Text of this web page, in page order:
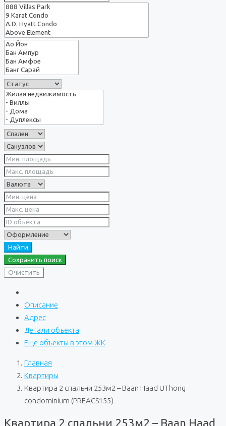
Найти
Сохранить поиск
Очистить
Описание
Адрес
Детали объекта
Еще объекты в этом ЖК
Главная
Квартиры
Квартира 2 спальни 253м2 – Baan Haad UThong
condominium (PREACS155)
Квартира 2 спальни 253м2 – Baan Haad